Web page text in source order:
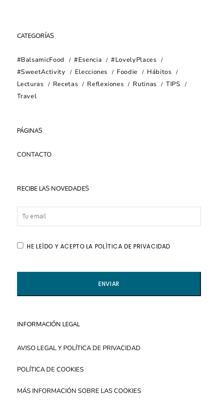
CATEGORÍAS
#BalsamicFood #Esencia
#LovelyPlaces
#SweetActivity
Elecciones Foodie
Hábitos
Lecturas
Recetas Reflexiones Rutinas
TIPS
Travel
PÁGINAS
CONTACTO
RECIBE LAS NOVEDADES
HE LEÍDO Y ACEPTO LA POLÍTICA DE PRIVACIDAD
INFORMACIÓN LEGAL
AVISO LEGAL Y POLÍTICA DE PRIVACIDAD
POLÍTICA DE COOKIES
MÁS INFORMACIÓN SOBRE LAS COOKIES